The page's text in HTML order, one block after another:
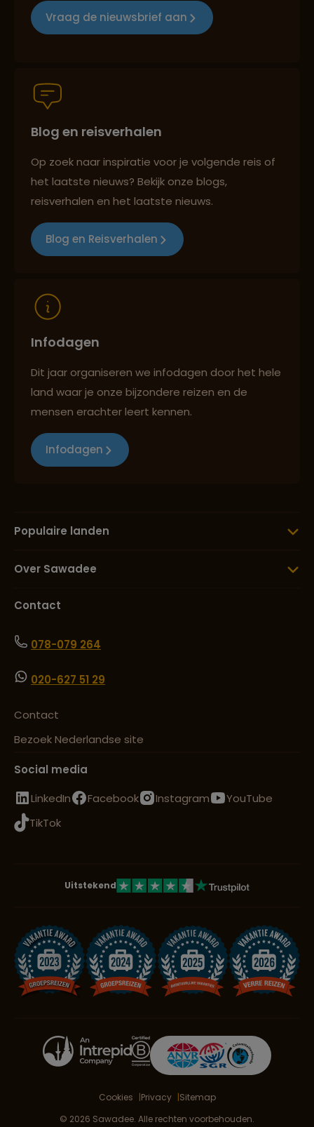
Persoonlijk en deskundig reisadvies
Best beoordeelde reisroutes
Vraag de nieuwsbrief aan
Blog en reisverhalen
Op zoek naar inspiratie voor je volgende reis of
het laatste nieuws? Bekijk onze blogs,
reisverhalen en het laatste nieuws.
Blog en Reisverhalen
Infodagen
Dit jaar organiseren we infodagen door het hele
land waar je onze bijzondere reizen en de
mensen erachter leert kennen.
Infodagen
Populaire landen
Over Sawadee
Contact
078-079 264
020-627 51 29
Contact
Bezoek Nederlandse site
Social media
LinkedIn
Facebook Instagram
YouTube
TikTok
Uitstekend
Cookies Privacy
Sitemap
© 2026 Sawadee. Alle rechten voorbehouden.